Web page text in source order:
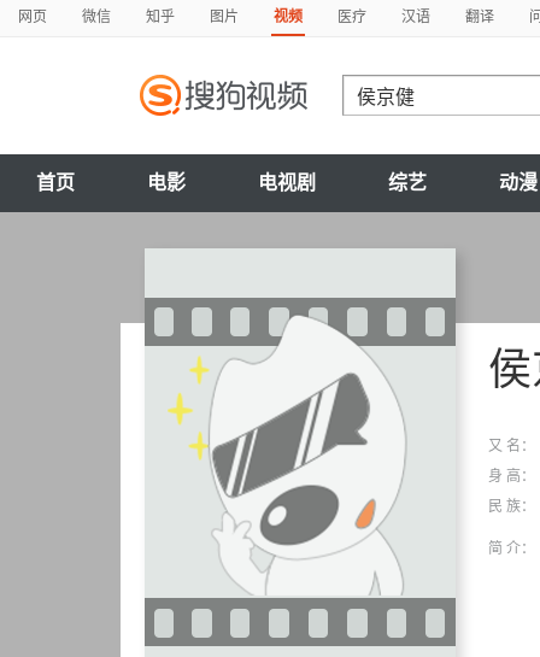
网页 微信 知乎 图片 视频 医疗 汉语 翻译
首页 电影 电视剧 综艺 动漫
又 名：
身 高：
民 族：
简 介：